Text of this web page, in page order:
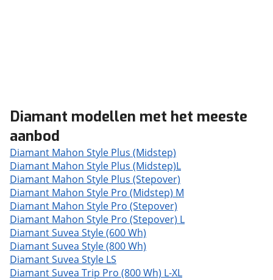
Diamant modellen met het meeste
aanbod
Diamant Mahon Style Plus (Midstep)
Diamant Mahon Style Plus (Midstep)L
Diamant Mahon Style Plus (Stepover)
Diamant Mahon Style Pro (Midstep) M
Diamant Mahon Style Pro (Stepover)
Diamant Mahon Style Pro (Stepover) L
Diamant Suvea Style (600 Wh)
Diamant Suvea Style (800 Wh)
Diamant Suvea Style LS
Diamant Suvea Trip Pro (800 Wh) L-XL